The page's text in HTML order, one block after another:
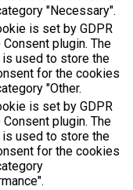
"Necessary".
is set by GDPR
Consent plugin. The
used to store the
for the cookies
"Other.
is set by GDPR
Consent plugin. The
used to store the
for the cookies